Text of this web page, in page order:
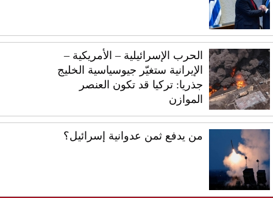
الحرب الإسرائيلية – الأمريكية –
الإيرانية ستغيّر جيوسياسية الخليج
جذريا: تركيا قد تكون العنصر
الموازن
من يدفع ثمن عدوانية إسرائيل؟